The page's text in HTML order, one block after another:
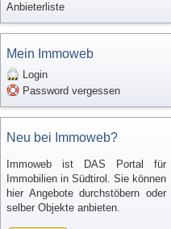
Anbieterliste
Mein Immoweb
Login
Password vergessen
Neu bei Immoweb?
Immoweb ist DAS Portal für
Immobilien in Südtirol. Sie können
hier Angebote durchstöbern oder
selber Objekte anbieten.